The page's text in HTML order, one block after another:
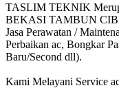
TASLIM TEKNIK
BEKASI TAMBUN
Jasa Perawatan /
Perbaikan ac, Bongkar
Baru/Second dll).
Kami Melayani Service